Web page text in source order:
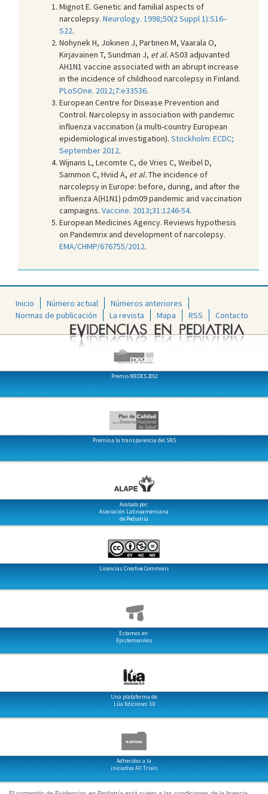
Mignot E. Genetic and familial aspects of
narcolepsy. Neurology. 1998;50(2 Suppl 1):S16–
S22.
Nohynek H, Jokinen J, Partinen M, Vaarala O,
Kirjavainen T, Sundman J, et al.AS03 adjuvanted
AH1N1 vaccine associated with an abrupt increase
in the incidence of childhood narcolepsy in Finland.
PLoSOne. 2012;7:e33536.
European Centre for Disease Prevention and
Control. Narcolepsy in association with pandemic
influenza vaccination (a multi-country European
epidemiological investigation). Stockholm: ECDC;
September 2012.
Wijnans L, Lecomte C, de Vries C, Weibel D,
Sammon C, Hviid A, et al.The incidence of
narcolepsy in Europe: before, during, and after the
influenza A(H1N1) pdm09 pandemic and vaccination
campaigns. Vaccine. 2013;31:1246-54.
European Medicines Agency. Reviews hypothesis
on Pandemrix and development of narcolepsy.
EMA/CHMP/676755/2012.
Inicio Número actual
Números anteriores
Normas de publicación
La revista Mapa RSS Contacto
Premio MEDES 2012
Premio a la transparencia del SNS
Avalado por:
Asociación Latinoamericana
de Pediatría
Licencias Creative Commons
Estamos en:
Epistemonikos
Una plataforma de:
Lúa Ediciones 3.0
Adheridos a la
iniciativa All Trials